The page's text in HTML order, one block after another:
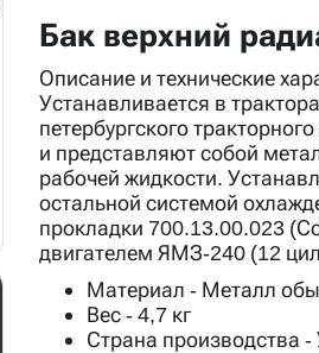
Бак верхний
Описание и технические
Устанавливается в
петербургского
и представляют собой
рабочей жидкости.
остальной системой
прокладки 700.13.00.023
двигателем ЯМЗ-240 (12
Материал - Металл
Вес- 4,7 кг
Страна производства -